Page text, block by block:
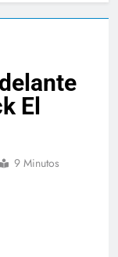
El
9 Minutos